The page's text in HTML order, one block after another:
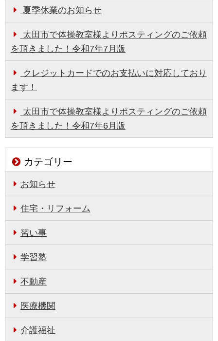
夏季休業のお知らせ
太田市で体操教室様よりポスティングのご依頼
を頂きました！令和7年7月版
クレジットカードでのお支払いに対応しており
ます！
太田市で体操教室様よりポスティングのご依頼
を頂きました！令和7年6月版
カテゴリー
お知らせ
住宅・リフォーム
習い事
学習塾
不動産
医療機関
介護福祉